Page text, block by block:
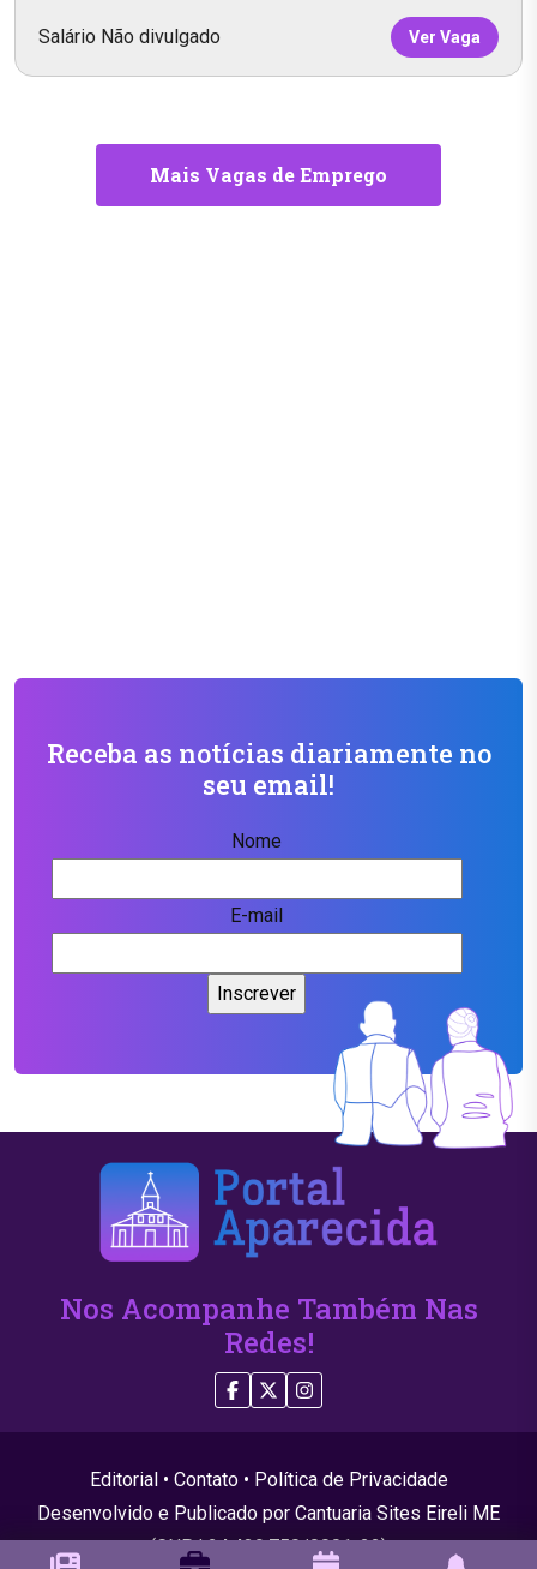
Salário Não divulgado Ver Vaga
Mais Vagas de Emprego
Receba as notícias diariamente no
seu email!
Nome
E-mail
Nos Acompanhe Também Nas
Redes!
Editorial • Contato• Política de Privacidade
Desenvolvido e Publicado por Cantuaria Sites Eireli ME
(CNPJ 24.439.750/0001-22)